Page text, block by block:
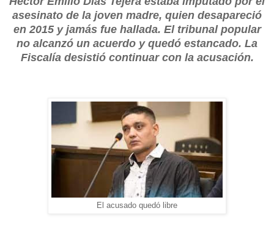
asesinato de la joven madre, quien desapareció
en 2015 y jamás fue hallada. El tribunal popular
no alcanzó un acuerdo y quedó estancado. La
Fiscalía desistió continuar con la acusación.
El acusado quedó libre